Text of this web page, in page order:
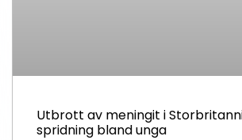
Utbrott av meningit i
spridning bland unga